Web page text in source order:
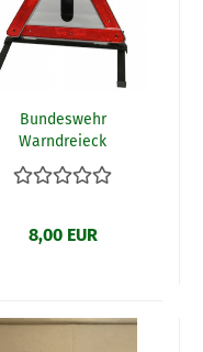
Bundeswehr
Warndreieck
8,00 EUR